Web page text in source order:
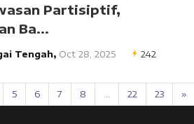
Partisiptif,
Ba...
Tengah, Oct 28, 2025 242
5 6 7 8 22 23 »